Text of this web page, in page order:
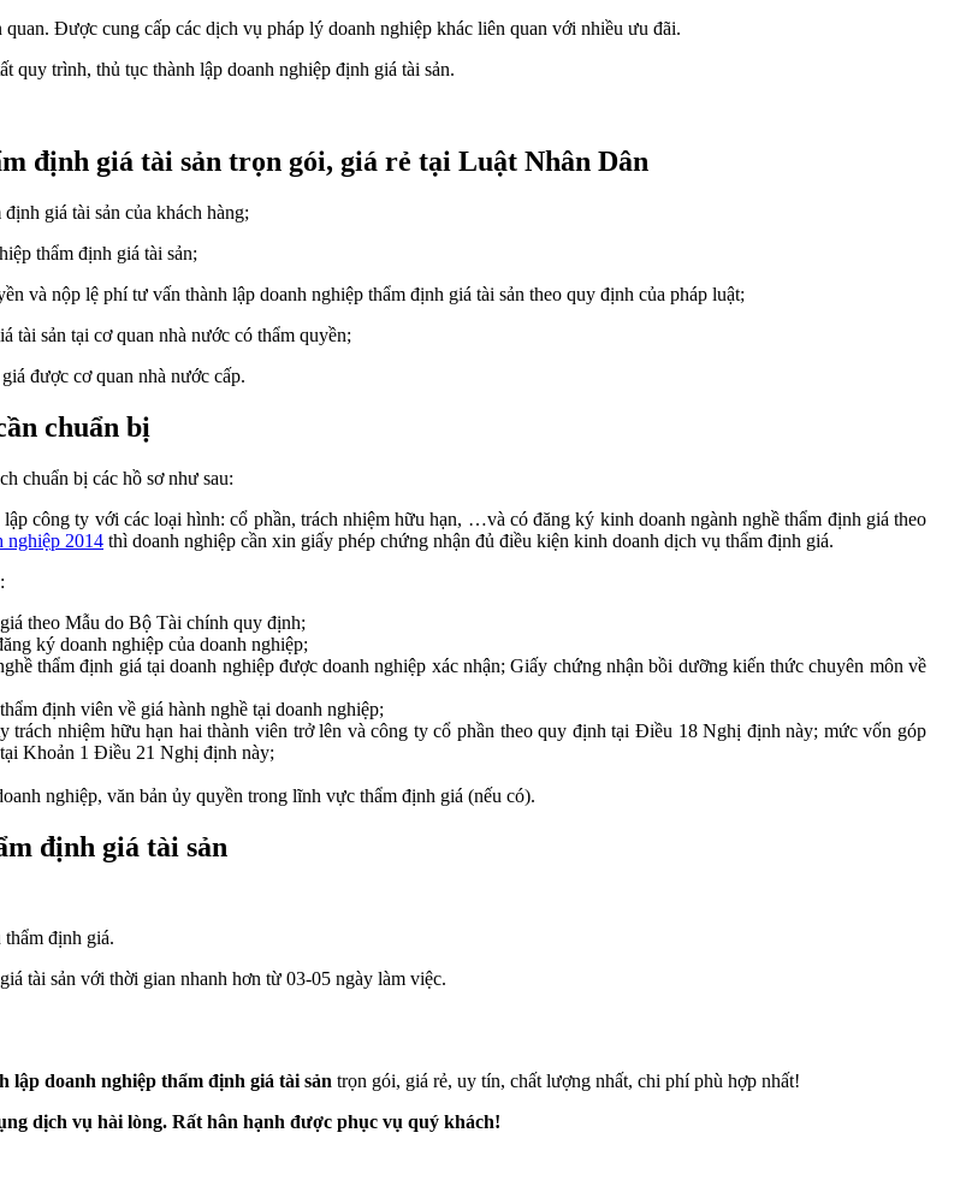
Được cung cấp các dịch vụ pháp lý doanh nghiệp khác liên quan với nhiều ưu đãi.
quy trình, thủ tục thành lập doanh nghiệp định giá tài sản.
định giá tài sản trọn gói, giá rẻ tại Luật Nhân Dân
giá tài sản của khách hàng;
thẩm định giá tài sản;
và nộp lệ phí tư vấn thành lập doanh nghiệp thẩm định giá tài sản theo quy định của pháp luật;
tài sản tại cơ quan nhà nước có thẩm quyền;
được cơ quan nhà nước cấp.
chuẩn bị
chuẩn bị các hồ sơ như sau:
công ty với các loại hình: cổ phần, trách nhiệm hữu hạn, …và có đăng ký kinh doanh ngành nghề thẩm định giá theo
nghiệp 2014 thì doanh nghiệp cần xin giấy phép chứng nhận đủ điều kiện kinh doanh dịch vụ thẩm định giá.
theo Mẫu do Bộ Tài chính quy định;
ký doanh nghiệp của doanh nghiệp;
thẩm định giá tại doanh nghiệp được doanh nghiệp xác nhận; Giấy chứng nhận bồi dưỡng kiến thức chuyên môn về
định viên về giá hành nghề tại doanh nghiệp;
nhiệm hữu hạn hai thành viên trở lên và công ty cổ phần theo quy định tại Điều 18 Nghị định này; mức vốn góp
Khoản 1 Điều 21 Nghị định này;
nghiệp, văn bản ủy quyền trong lĩnh vực thẩm định giá (nếu có).
định giá tài sản
định giá.
tài sản với thời gian nhanh hơn từ 03-05 ngày làm việc.
lập doanh nghiệp thẩm định giá tài sản trọn gói, giá rẻ, uy tín, chất lượng nhất, chi phí phù hợp nhất!
dịch vụ hài lòng. Rất hân hạnh được phục vụ quý khách!